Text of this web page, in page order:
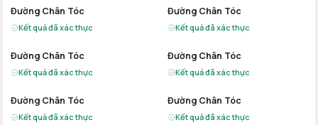
B
Đường Chân Tóc
Kết quả đã xác thực
B
Đường Chân Tóc
Kết quả đã xác thực
B
Đường Chân Tóc
Kết quả đã xác thực
B
Đường Chân Tóc
Kết quả đã xác thực
B
Đường Chân Tóc
Kết quả đã xác thực
B
Đường Chân Tóc
Kết quả đã xác thực